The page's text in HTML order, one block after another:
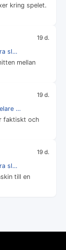
kring spelet.
19 d.
sl…
mellan
19 d.
…
faktiskt och
19 d.
sl…
till en